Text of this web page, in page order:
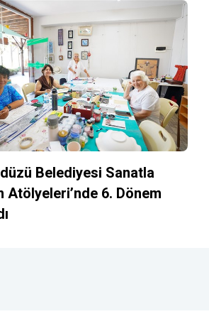
Belediyesi Sanatla
Atölyeleri’nde 6. Dönem